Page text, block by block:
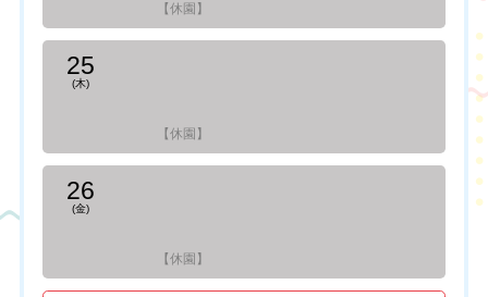
【休園】
25
(木)
【休園】
26
(金)
【休園】